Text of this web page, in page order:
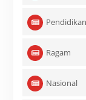
Pendidikan
Ragam
Nasional